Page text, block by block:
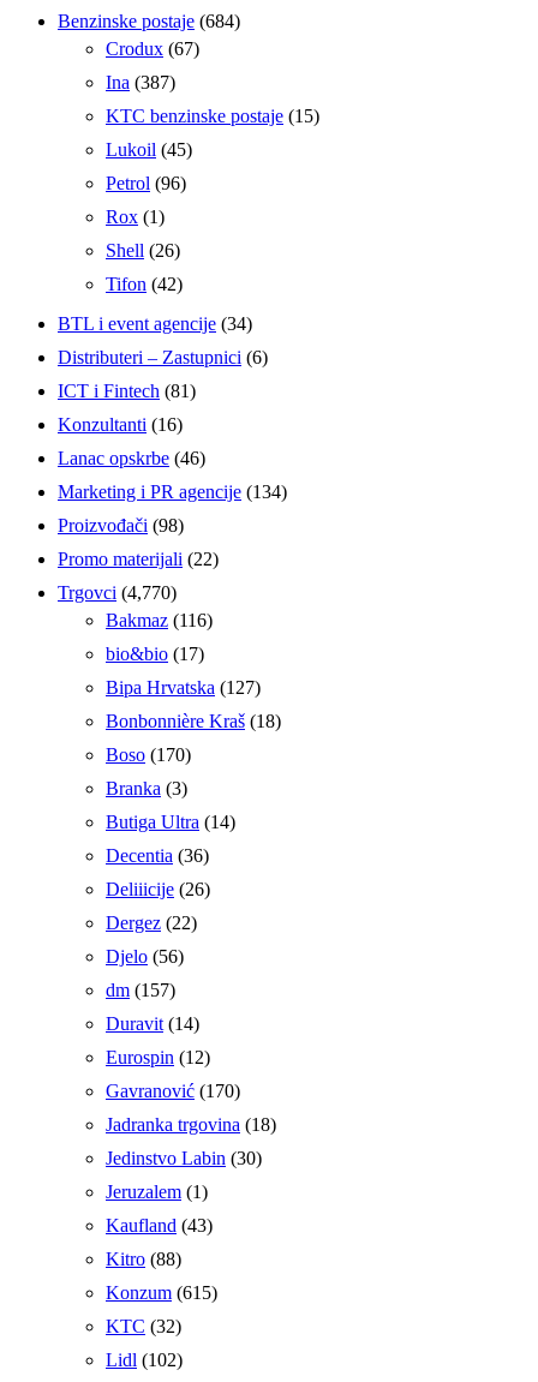
Benzinske postaje (684)
Crodux (67)
Ina (387)
KTC benzinske postaje (15)
Lukoil (45)
Petrol (96)
Rox (1)
Shell (26)
Tifon (42)
BTL i event agencije (34)
Distributeri – Zastupnici (6)
ICT i Fintech (81)
Konzultanti (16)
Lanac opskrbe (46)
Marketing i PR agencije (134)
Proizvođači (98)
Promo materijali (22)
Trgovci (4,770)
Bakmaz (116)
bio&bio (17)
Bipa Hrvatska (127)
Bonbonnière Kraš (18)
Boso (170)
Branka (3)
Butiga Ultra (14)
Decentia (36)
Deliiicije (26)
Dergez (22)
Djelo (56)
dm (157)
Duravit (14)
Eurospin (12)
Gavranović (170)
Jadranka trgovina (18)
Jedinstvo Labin (30)
Jeruzalem (1)
Kaufland (43)
Kitro (88)
Konzum (615)
KTC (32)
Lidl (102)